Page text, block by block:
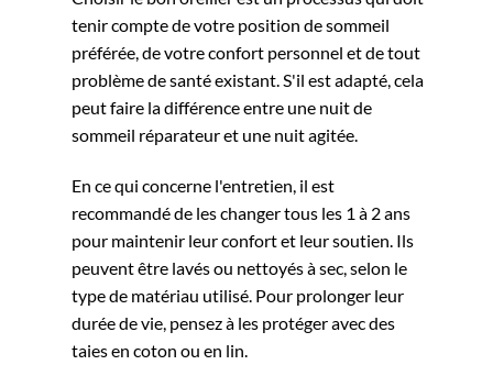
tenir compte de votre position de sommeil
préférée, de votre confort personnel et de tout
problème de santé existant. S'il est adapté, cela
peut faire la différence entre une nuit de
sommeil réparateur et une nuit agitée.
En ce qui concerne l'entretien, il est
recommandé de les changer tous les 1 à 2 ans
pour maintenir leur confort et leur soutien. Ils
peuvent être lavés ou nettoyés à sec, selon le
type de matériau utilisé. Pour prolonger leur
durée de vie, pensez à les protéger avec des
taies en coton ou en lin.